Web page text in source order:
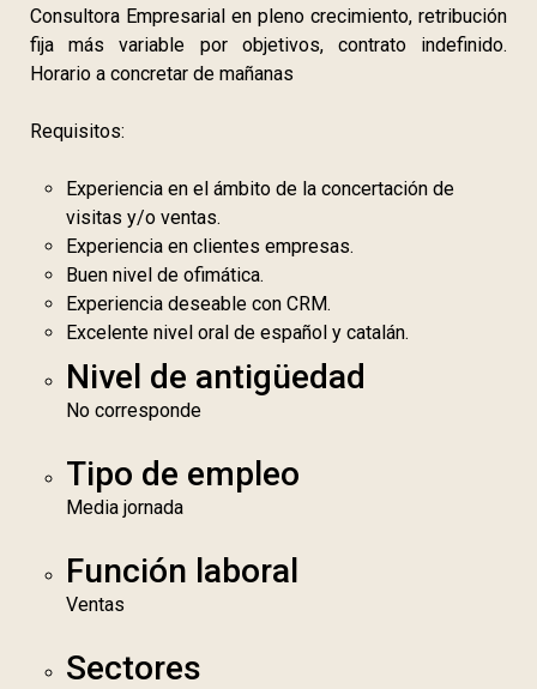
Consultora Empresarial en pleno crecimiento, retribución
fija más variable por objetivos, contrato indefinido.
Horario a concretar de mañanas
Requisitos:
Experiencia en el ámbito de la concertación de
visitas y/o ventas.
Experiencia en clientes empresas.
Buen nivel de ofimática.
Experiencia deseable con CRM.
Excelente nivel oral de español y catalán.
Nivel de antigüedad
No corresponde
Tipo de empleo
Media jornada
Función laboral
Ventas
Sectores